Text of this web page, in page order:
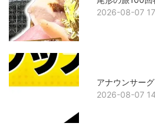
2026-08-07
アナウンサー
2026-08-07